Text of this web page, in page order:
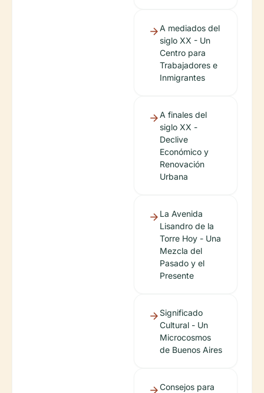
A mediados del
siglo XX - Un
Centro para
Trabajadores e
Inmigrantes
A finales del
siglo XX -
Declive
Económico y
Renovación
Urbana
La Avenida
Lisandro de la
Torre Hoy - Una
Mezcla del
Pasado y el
Presente
Significado
Cultural - Un
Microcosmos
de Buenos Aires
Consejos para